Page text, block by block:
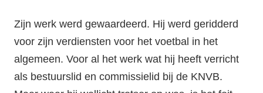
Zijn werk werd gewaardeerd. Hij werd geridderd
voor zijn verdiensten voor het voetbal in het
algemeen. Voor al het werk wat hij heeft verricht
als bestuurslid en commissielid bij de KNVB.